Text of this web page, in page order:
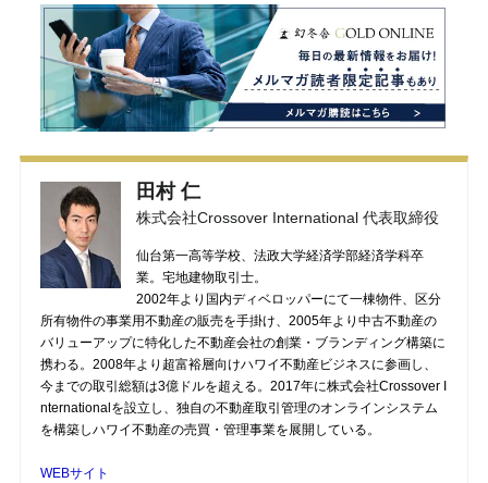
田村 仁
株式会社Crossover International 代表取締役
仙台第一高等学校、法政大学経済学部経済学科卒
業。宅地建物取引士。
2002年より国内ディベロッパーにて一棟物件、区分
所有物件の事業用不動産の販売を手掛け、2005年より中古不動産の
バリューアップに特化した不動産会社の創業・ブランディング構築に
携わる。2008年より超富裕層向けハワイ不動産ビジネスに参画し、
今までの取引総額は3億ドルを超える。2017年に株式会社Crossover I
nternationalを設立し、独自の不動産取引管理のオンラインシステム
を構築しハワイ不動産の売買・管理事業を展開している。
WEBサイト